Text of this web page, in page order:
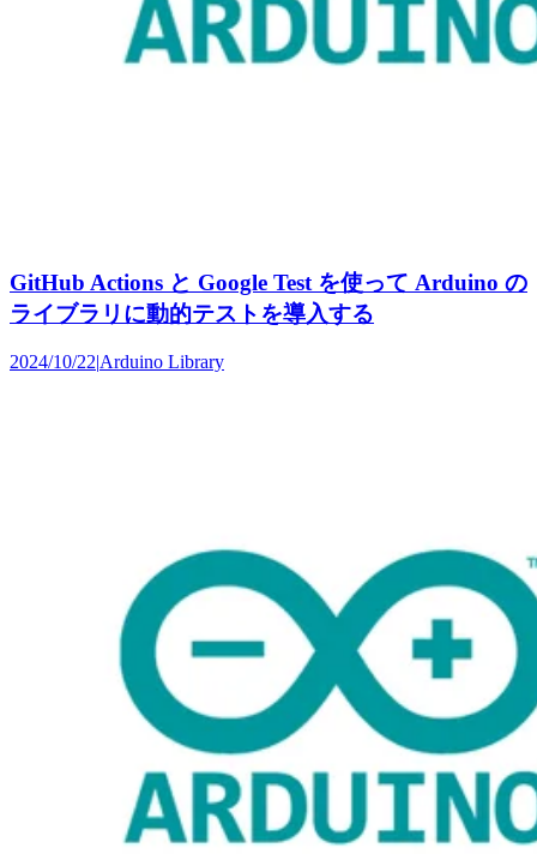
GitHub Actions と Google Test を使って Arduino の
ライブラリに動的テストを導入する
2024/10/22|Arduino Library